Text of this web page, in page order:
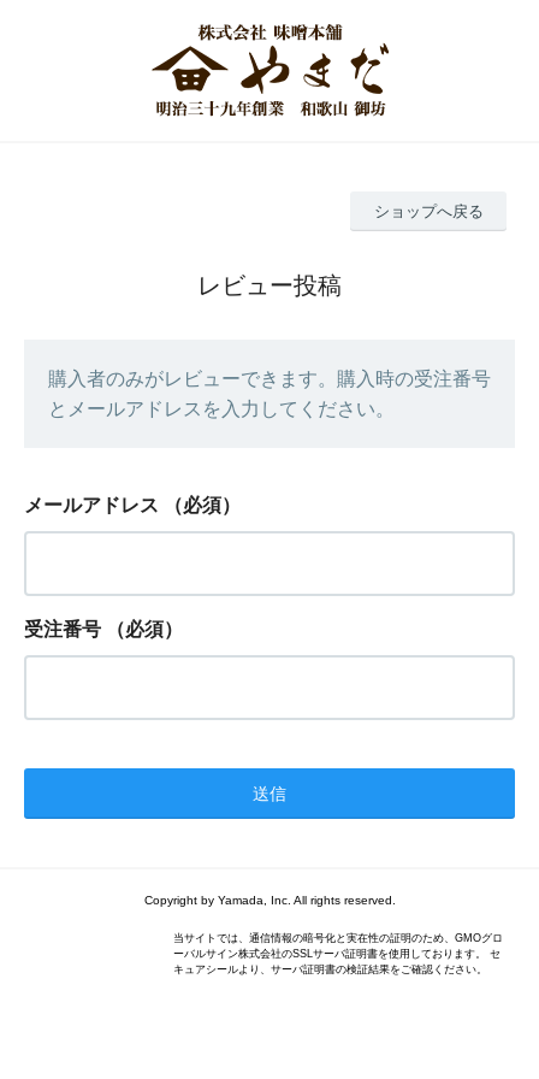
ショップへ戻る
レビュー投稿
購入者のみがレビューできます。購入時の受注番号
とメールアドレスを入力してください。
メールアドレス （必須）
受注番号 （必須）
Copyright by Yamada, Inc. All rights reserved.
当サイトでは、通信情報の暗号化と実在性の証明のため、GMOグロ
ーバルサイン株式会社のSSLサーバ証明書を使用しております。 セ
キュアシールより、サーバ証明書の検証結果をご確認ください。